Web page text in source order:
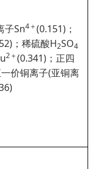
子Sn4＋(0.151)；
；稀硫酸H2SO4
2＋(0.341)；正四
价铜离子(亚铜离